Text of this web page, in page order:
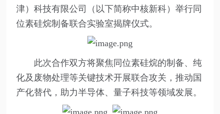
津）科技有限公司（以下简称中核新科）举行同
位素硅烷制备联合实验室揭牌仪式。
此次合作双方将聚焦同位素硅烷的制备、纯
化及废物处理等关键技术开展联合攻关，推动国
产化替代，助力半导体、量子科技等领域发展。